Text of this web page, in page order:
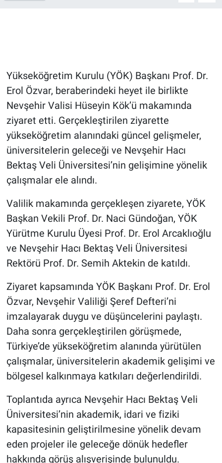
Yükseköğretim Kurulu (YÖK) Başkanı Prof. Dr.
Erol Özvar, beraberindeki heyet ile birlikte
Nevşehir Valisi Hüseyin Kök’ü makamında
ziyaret etti. Gerçekleştirilen ziyarette
yükseköğretim alanındaki güncel gelişmeler,
üniversitelerin geleceği ve Nevşehir Hacı
Bektaş Veli Üniversitesi’nin gelişimine yönelik
çalışmalar ele alındı.
Valilik makamında gerçekleşen ziyarete, YÖK
Başkan Vekili Prof. Dr. Naci Gündoğan, YÖK
Yürütme Kurulu Üyesi Prof. Dr. Erol Arcaklıoğlu
ve Nevşehir Hacı Bektaş Veli Üniversitesi
Rektörü Prof. Dr. Semih Aktekin de katıldı.
Ziyaret kapsamında YÖK Başkanı Prof. Dr. Erol
Özvar, Nevşehir Valiliği Şeref Defteri’ni
imzalayarak duygu ve düşüncelerini paylaştı.
Daha sonra gerçekleştirilen görüşmede,
Türkiye’de yükseköğretim alanında yürütülen
çalışmalar, üniversitelerin akademik gelişimi ve
bölgesel kalkınmaya katkıları değerlendirildi.
Toplantıda ayrıca Nevşehir Hacı Bektaş Veli
Üniversitesi’nin akademik, idari ve fiziki
kapasitesinin geliştirilmesine yönelik devam
eden projeler ile geleceğe dönük hedefler
hakkında görüş alışverişinde bulunuldu.
Kayseri
Niğde
Aksaray
Kırşehir
Genel
Asayiş
Politika
Magazin
Çevre
Haberde İnsan